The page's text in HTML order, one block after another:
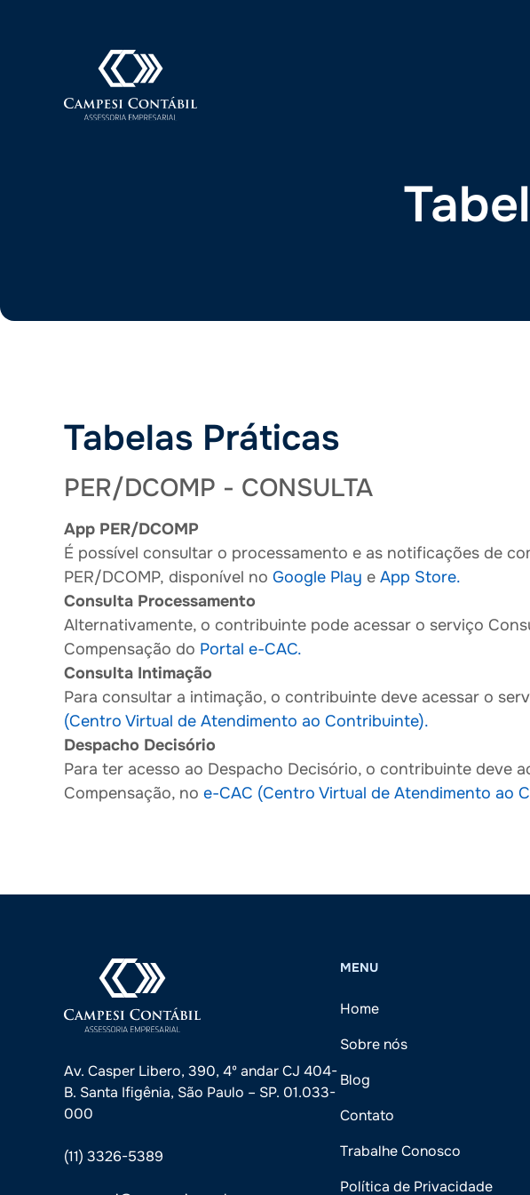
Tabelas Práticas
PER/DCOMP - CONSULTA
App PER/DCOMP
É possível consultar o processamento e as notificações de
PER/DCOMP, disponível no Google Play e App Store.
Consulta Processamento
Alternativamente, o contribuinte pode acessar o serviço
Compensação do Portal e-CAC.
Consulta Intimação
Para consultar a intimação, o contribuinte deve acessar o
(Centro Virtual de Atendimento ao Contribuinte).
Despacho Decisório
Para ter acesso ao Despacho Decisório, o contribuinte deve
Compensação, no e-CAC (Centro Virtual de Atendimento ao
Av. Casper Libero, 390, 4º andar CJ 404-
B. Santa Ifigênia, São Paulo – SP. 01.033-
000
(11) 3326-5389
MENU
Home
Sobre nós
Blog
Contato
Trabalhe Conosco
Política de Privacidade